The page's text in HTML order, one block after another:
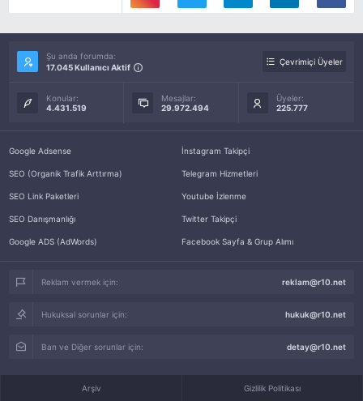
Şu anda forumda:
17.045 Kullanıcı Aktif
Çevrimiçi Üyeler
Konular:
4.431.519
Mesajlar:
29.972.494
Üyeler:
225.777
Google Adsense
SEO (Organik Trafik Arttırma)
SEO Link Paketleri
SEO Danışmanlığı
Google ADS (AdWords)
İnstagram Takipçi
Telegram Hizmetleri
Youtube İzlenme
Twitter Takipçi
Facebook Sayfa & Grup Alımı
Reklam vermek için: reklam@r10.net
Hukuksal sorunlar için: hukuk@r10.net
Ban ve Diğer sorunlar için: detay@r10.net
Arşiv Gizlilik Politikası